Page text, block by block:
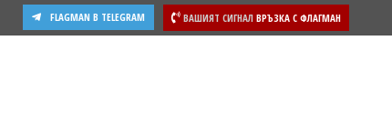
ВАШИЯТ СИГНАЛ ВРЪЗКА С ФЛАГМАН
FLAGMAN В TELEGRAM